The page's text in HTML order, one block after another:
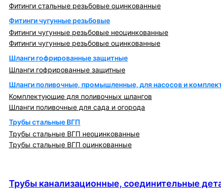
Фитинги стальные резьбовые оцинкованные
Фитинги чугунные резьбовые
Фитинги чугунные резьбовые неоцинкованные
Фитинги чугунные резьбовые оцинкованные
Шланги гофрированные защитные
Шланги гофрированные защитные
Шланги поливочные, промышленные, для насосов и
Комплектующие для поливочных шлангов
Шланги поливочные для сада и огорода
Трубы стальные ВГП
Трубы стальные ВГП неоцинкованные
Трубы стальные ВГП оцинкованные
Трубы канализационные, соединительные